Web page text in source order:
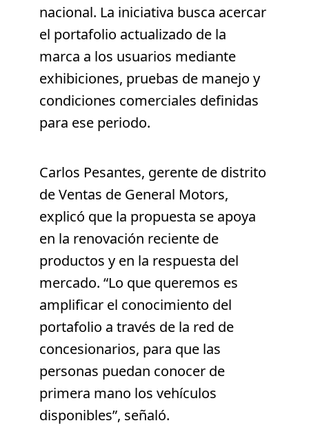
nacional. La iniciativa busca acercar
el portafolio actualizado de la
marca a los usuarios mediante
exhibiciones, pruebas de manejo y
condiciones comerciales definidas
para ese periodo.
Carlos Pesantes, gerente de distrito
de Ventas de General Motors,
explicó que la propuesta se apoya
en la renovación reciente de
productos y en la respuesta del
mercado. “Lo que queremos es
amplificar el conocimiento del
portafolio a través de la red de
concesionarios, para que las
personas puedan conocer de
primera mano los vehículos
disponibles”, señaló.